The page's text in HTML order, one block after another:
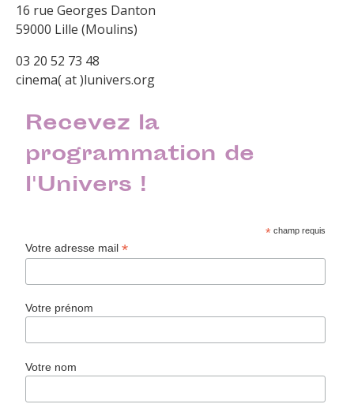
16 rue Georges Danton
59000 Lille (Moulins)
03 20 52 73 48
cinema( at )lunivers.org
Recevez la
programmation de
l'Univers !
* champ requis
Votre adresse mail*
Votre prénom
Votre nom